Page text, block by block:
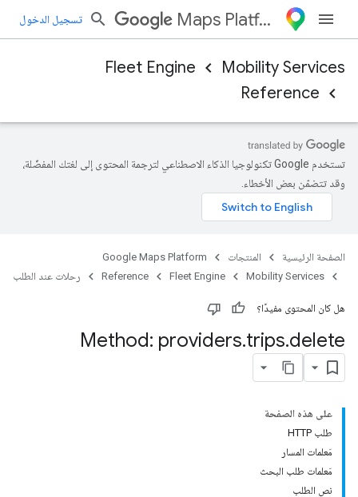
Maps Platform تسجيل الدخول
Mobility Services
Fleet Engine
Reference
تستخدم Google تكنولوجيا الذكاء الاصطناعي لترجمة المحتوى إلى لغتك المفضّلة،
وقد تتضمّن بعض الأخطاء.
الصفحة الرئيسية المنتجات
Google Maps Platform
Mobility Services
Fleet Engine
Reference رحلات عند الطلب
هل كان المحتوى مفيدًا؟
Method: providers.trips.delete
على هذه الصفحة
طلب HTTP
مَعلمات المسار
مَعلمات طلب البحث
نص الطلب